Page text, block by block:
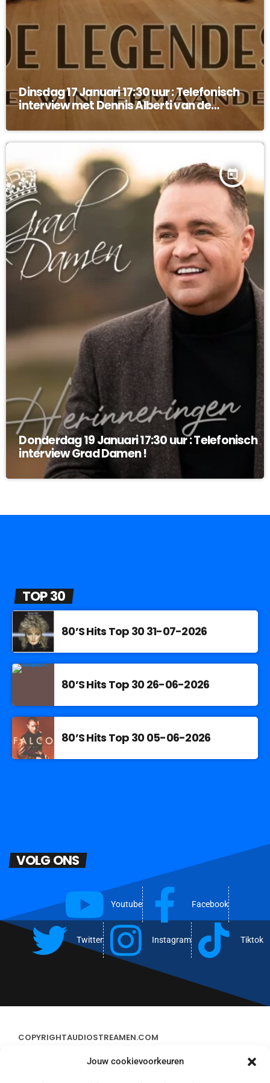
Jouw cookievoorkeuren
Dinsdag 17 Januari 17:30 uur : Telefonisch
interview met Dennis Alberti van de
today
Donderdag 19 Januari 17:30 uur : Telefonisch
interview Grad Damen !
TOP 30
80’S Hits Top 30 31-07-2026
80’S Hits Top 30 26-06-2026
80’S Hits Top 30 05-06-2026
VOLG ONS
Youtube Facebook
Twitter Instagram Tiktok
COPYRIGHTAUDIOSTREAMEN.COM